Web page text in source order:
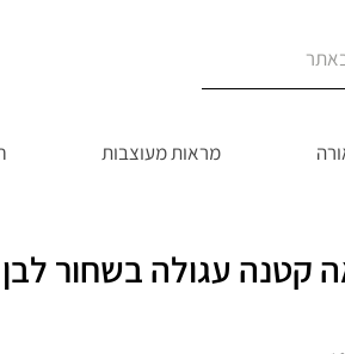
מראות מעוצבות
קטנה עגולה בשחור לבן